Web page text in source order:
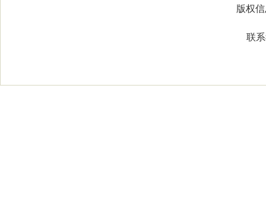
版权信
联